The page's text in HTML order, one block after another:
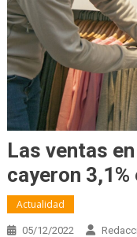
Las ventas
cayeron
Actualidad
05/12/2022